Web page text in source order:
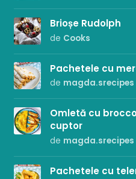
Brioșe Rudolph
de Cooks
Pachetele cu
de magda.srecipes
Omletă cu
cuptor
de magda.srecipes
Pachetele cu